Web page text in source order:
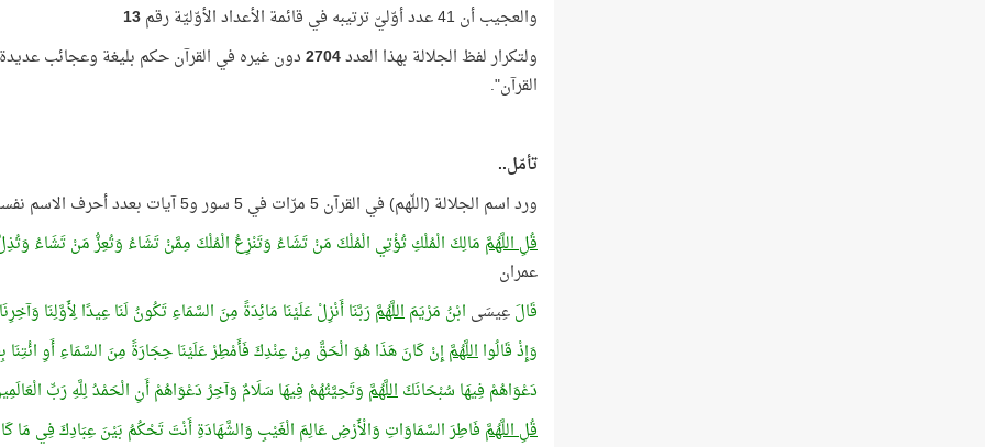
والعجيب أن 41 عدد أوّليّ ترتيبه في قائمة الأعداد الأوّليّة رقم
13
ولتكرار لفظ الجلالة بهذا العدد2704دون غيره في القرآن حكم بليغة وعجائب
القرآن".
تأمّل..
ورد اسم الجلالة (اللّهم) في القرآن 5 مرّات في 5 سور و5 آيات بعدد أحرف الاسم نفسه:
قُلِاللَّهُمَّ مَالِكَ الْمُلْكِ تُؤْتِي الْمُلْكَ مَنْ تَشَاءُ وَتَنْزِعُ الْمُلْكَ مِمَّنْ تَشَاءُ وَتُعِزُّ مَنْ تَشَاءُ
عمران
قَالَعِيسَى ابْنُ مَرْيَمَاللَّهُمَّرَبَّنَا أَنْزِلْ عَلَيْنَا مَائِدَةً مِنَ السَّمَاءِ تَكُونُ لَنَا عِيدًا لِأَوَّلِنَا
وَإِذْ قَالُوااللَّهُمَّإِنْ كَانَ هَذَا هُوَ الْحَقَّ مِنْ عِنْدِكَ فَأَمْطِرْ عَلَيْنَا حِجَارَةً مِنَ السَّمَاءِ أَوِ ائْتِنَا
دَعْوَاهُمْ فِيهَا سُبْحَانَكَاللَّهُمَّ وَتَحِيَّتُهُمْ فِيهَا سَلَامٌ وَآخِرُ دَعْوَاهُمْ أَنِ الْحَمْدُ لِلَّهِ رَبِّ
قُلِاللَّهُمَّ فَاطِرَ السَّمَاوَاتِ وَالْأَرْضِ عَالِمَ الْغَيْبِ وَالشَّهَادَةِ أَنْتَ تَحْكُمُ بَيْنَ عِبَادِكَ فِي مَا